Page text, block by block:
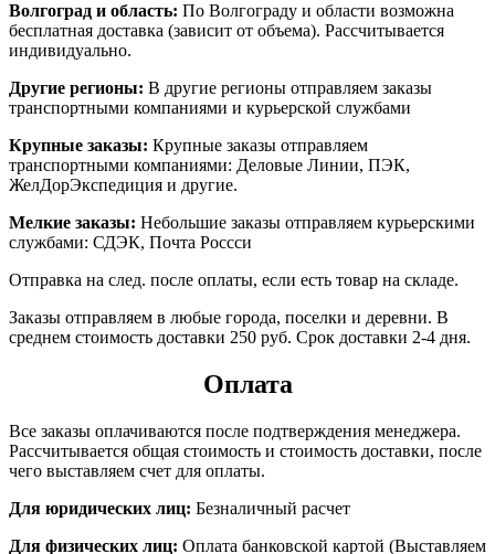
Волгоград и область: По Волгограду и области возможна
бесплатная доставка (зависит от объема). Рассчитывается
индивидуально.
Другие регионы: В другие регионы отправляем заказы
транспортными компаниями и курьерской службами
Крупные заказы: Крупные заказы отправляем
транспортными компаниями: Деловые Линии, ПЭК,
ЖелДорЭкспедиция и другие.
Мелкие заказы: Небольшие заказы отправляем курьерскими
службами: СДЭК, Почта Россси
Отправка на след. после оплаты, если есть товар на складе.
Заказы отправляем в любые города, поселки и деревни. В
среднем стоимость доставки 250 руб. Срок доставки 2-4 дня.
Оплата
Все заказы оплачиваются после подтверждения менеджера.
Рассчитывается общая стоимость и стоимость доставки, после
чего выставляем счет для оплаты.
Для юридических лиц: Безналичный расчет
Для физических лиц: Оплата банковской картой (Выставляем